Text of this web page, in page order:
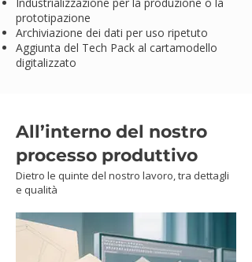
prototipazione
Archiviazione dei dati per uso ripetuto
Aggiunta del Tech Pack al cartamodello
digitalizzato
All’interno del nostro
processo produttivo
Dietro le quinte del nostro lavoro, tra dettagli
e qualità